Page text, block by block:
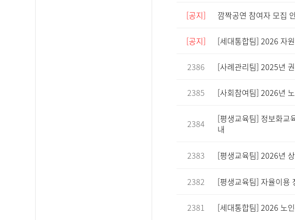
[공지] 깜짝공연 참여자 모집
[공지] [세대통합팀] 2026 자
2386 [사례관리팀] 2025년
2385 [사회참여팀] 2026년
2384
[평생교육팀] 정보화교
내
2383 [평생교육팀] 2026년
2382 [평생교육팀] 자율이용
2381 [세대통합팀] 2026 노